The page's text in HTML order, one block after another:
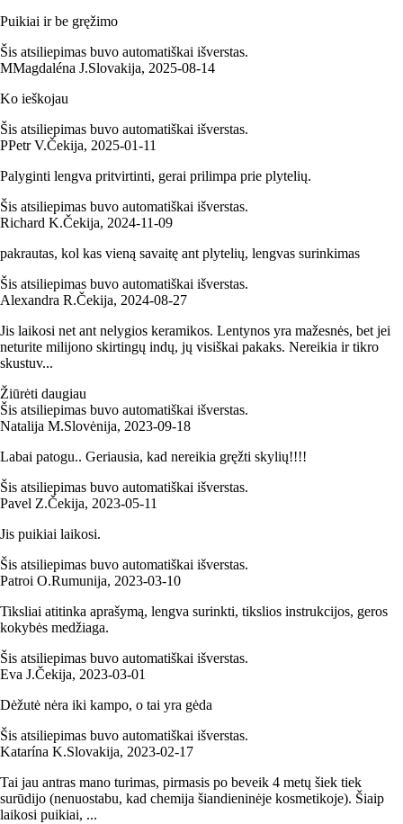
Puikiai ir be gręžimo
Šis atsiliepimas buvo automatiškai išverstas.
MMagdaléna J.Slovakija, 2025‑08‑14
Ko ieškojau
Šis atsiliepimas buvo automatiškai išverstas.
PPetr V.Čekija, 2025‑01‑11
Palyginti lengva pritvirtinti, gerai prilimpa prie plytelių.
Šis atsiliepimas buvo automatiškai išverstas.
Richard K.Čekija, 2024‑11‑09
pakrautas, kol kas vieną savaitę ant plytelių, lengvas surinkimas
Šis atsiliepimas buvo automatiškai išverstas.
Alexandra R.Čekija, 2024‑08‑27
Jis laikosi net ant nelygios keramikos. Lentynos yra mažesnės, bet jei
neturite milijono skirtingų indų, jų visiškai pakaks. Nereikia ir tikro
skustuv...
Žiūrėti daugiau
Šis atsiliepimas buvo automatiškai išverstas.
Natalija M.Slovėnija, 2023‑09‑18
Labai patogu.. Geriausia, kad nereikia gręžti skylių!!!!
Šis atsiliepimas buvo automatiškai išverstas.
Pavel Z.Čekija, 2023‑05‑11
Jis puikiai laikosi.
Šis atsiliepimas buvo automatiškai išverstas.
Patroi O.Rumunija, 2023‑03‑10
Tiksliai atitinka aprašymą, lengva surinkti, tikslios instrukcijos, geros
kokybės medžiaga.
Šis atsiliepimas buvo automatiškai išverstas.
Eva J.Čekija, 2023‑03‑01
Dėžutė nėra iki kampo, o tai yra gėda
Šis atsiliepimas buvo automatiškai išverstas.
Katarína K.Slovakija, 2023‑02‑17
Tai jau antras mano turimas, pirmasis po beveik 4 metų šiek tiek
surūdijo (nenuostabu, kad chemija šiandieninėje kosmetikoje). Šiaip
laikosi puikiai, ...